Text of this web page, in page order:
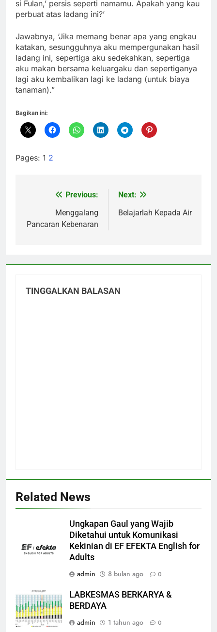
si Fulan,’ persis seperti namamu. Apakah yang kau
perbuat atas ladang ini?’
Jawabnya, ‘Jika memang benar apa yang engkau
katakan, sesungguhnya aku mempergunakan hasil
ladang ini, sepertiga aku sedekahkan, sepertiga
aku makan bersama keluargaku dan sepertiganya
lagi aku kembalikan lagi ke ladang (untuk biaya
tanaman).”
Bagikan ini:
Pages: 1 2
NavigasiPrevious:
Menggalang
Pancaran Kebenaran
Next:
Belajarlah Kepada Air
TINGGALKAN BALASAN
Related News
Ungkapan Gaul yang Wajib
Diketahui untuk Komunikasi
Kekinian di EF EFEKTA English for
Adults
admin
8 bulan ago 0
LABKESMAS BERKARYA &
BERDAYA
admin
1 tahun ago 0